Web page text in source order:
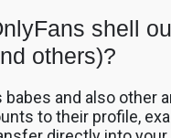
shell
others)?
babes and also
to their profile,